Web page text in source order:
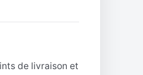
de livraison et